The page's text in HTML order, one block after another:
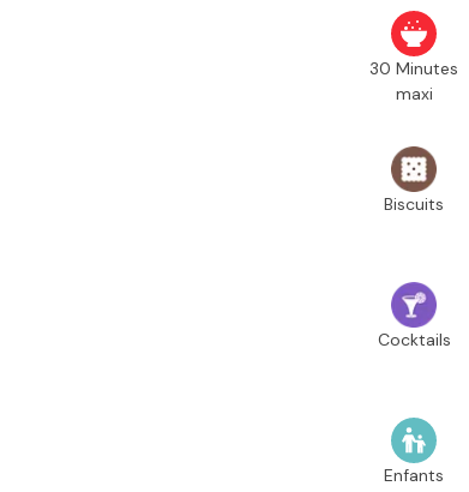
30 Minutes
maxi
Biscuits
Cocktails
Enfants